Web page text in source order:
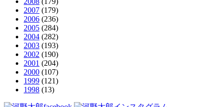
2007 (179)
2006 (236)
2005 (284)
2004 (282)
2003 (193)
2002 (190)
2001 (204)
2000 (107)
1999 (121)
1998 (13)